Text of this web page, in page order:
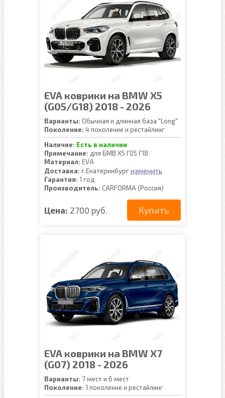
EVA коврики на BMW X5
(G05/G18) 2018 - 2026
Варианты: Обычная и длинная база "Long"
Поколение: 4 поколение и рестайлинг
Наличие: Есть в наличии
Примечание: для БМВ Х5 Г05 Г18
Материал: EVA
Доставка: г.Екатеринбургизменить
Гарантия: 1 год
Производитель: CARFORMA (Россия)
Цена: 2700 руб. Купить
EVA коврики на BMW X7
(G07) 2018 - 2026
Варианты: 7 мест и 6 мест
Поколение: 1 поколение и рестайлинг